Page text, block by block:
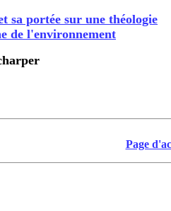
sa portée sur une théologie
de l'environnement
Page